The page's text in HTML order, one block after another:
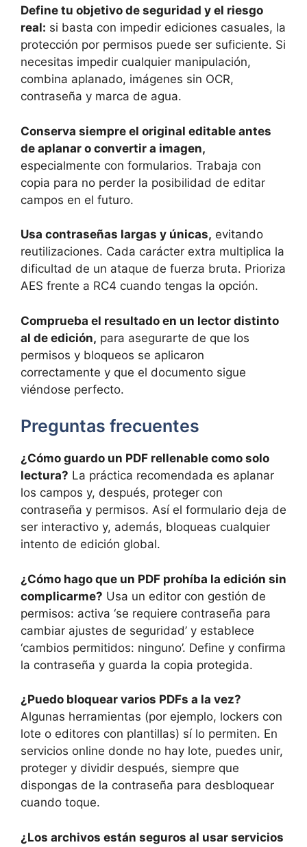
Define tu objetivo de seguridad y el riesgo
real: si basta con impedir ediciones casuales, la
protección por permisos puede ser suficiente. Si
necesitas impedir cualquier manipulación,
combina aplanado, imágenes sin OCR,
contraseña y marca de agua.
Conserva siempre el original editable antes
de aplanar o convertir a imagen,
especialmente con formularios. Trabaja con
copia para no perder la posibilidad de editar
campos en el futuro.
Usa contraseñas largas y únicas, evitando
reutilizaciones. Cada carácter extra multiplica la
dificultad de un ataque de fuerza bruta. Prioriza
AES frente a RC4 cuando tengas la opción.
Comprueba el resultado en un lector distinto
al de edición, para asegurarte de que los
permisos y bloqueos se aplicaron
correctamente y que el documento sigue
viéndose perfecto.
Preguntas frecuentes
¿Cómo guardo un PDF rellenable como solo
lectura? La práctica recomendada es aplanar
los campos y, después, proteger con
contraseña y permisos. Así el formulario deja de
ser interactivo y, además, bloqueas cualquier
intento de edición global.
¿Cómo hago que un PDF prohíba la edición sin
complicarme? Usa un editor con gestión de
permisos: activa ‘se requiere contraseña para
cambiar ajustes de seguridad’ y establece
‘cambios permitidos: ninguno’. Define y confirma
la contraseña y guarda la copia protegida.
¿Puedo bloquear varios PDFs a la vez?
Algunas herramientas (por ejemplo, lockers con
lote o editores con plantillas) sí lo permiten. En
servicios online donde no hay lote, puedes unir,
proteger y dividir después, siempre que
dispongas de la contraseña para desbloquear
cuando toque.
¿Los archivos están seguros al usar servicios